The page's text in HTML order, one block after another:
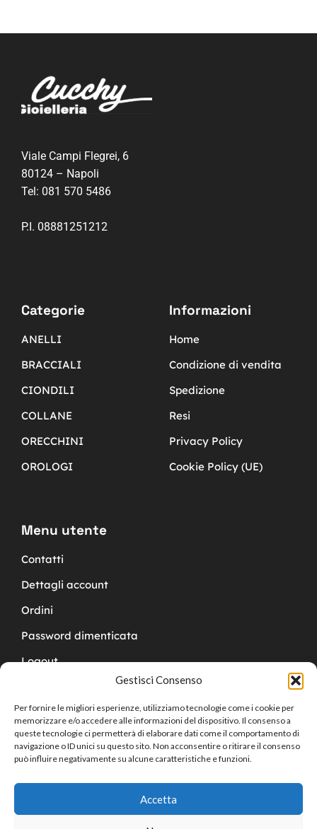
Gestisci Consenso
Per fornire le migliori esperienze, utilizziamo tecnologie come i cookie per
memorizzare e/o accedere alle informazioni del dispositivo. Il consenso a
queste tecnologie ci permetterà di elaborare dati come il comportamento di
navigazione o ID unici su questo sito. Non acconsentire o ritirare il consenso
può influire negativamente su alcune caratteristiche e funzioni.
Accetta
Viale Campi Flegrei, 6
80124 – Napoli
Tel: 081 570 5486
P.I. 08881251212
Categorie
ANELLI
BRACCIALI
CIONDILI
COLLANE
ORECCHINI
OROLOGI
Informazioni
Home
Condizione di vendita
Spedizione
Resi
Privacy Policy
Cookie Policy (UE)
Menu utente
Contatti
Dettagli account
Ordini
Password dimenticata
Logout
Copyright © 2024 Cucchy Gioielleria